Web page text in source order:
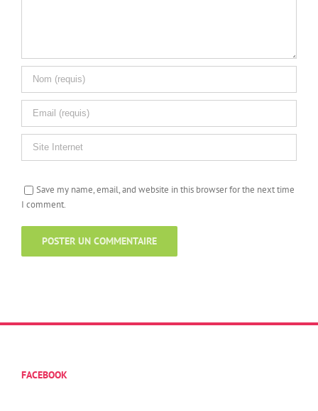
Save my name, email, and website in this browser for the next time
I comment.
FACEBOOK